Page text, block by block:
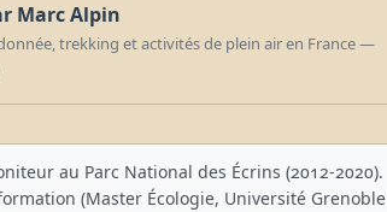
Marc Alpin
trekking et activités de plein air en France —
au Parc National des Écrins (2012-2020).
(Master Écologie, Université Grenoble